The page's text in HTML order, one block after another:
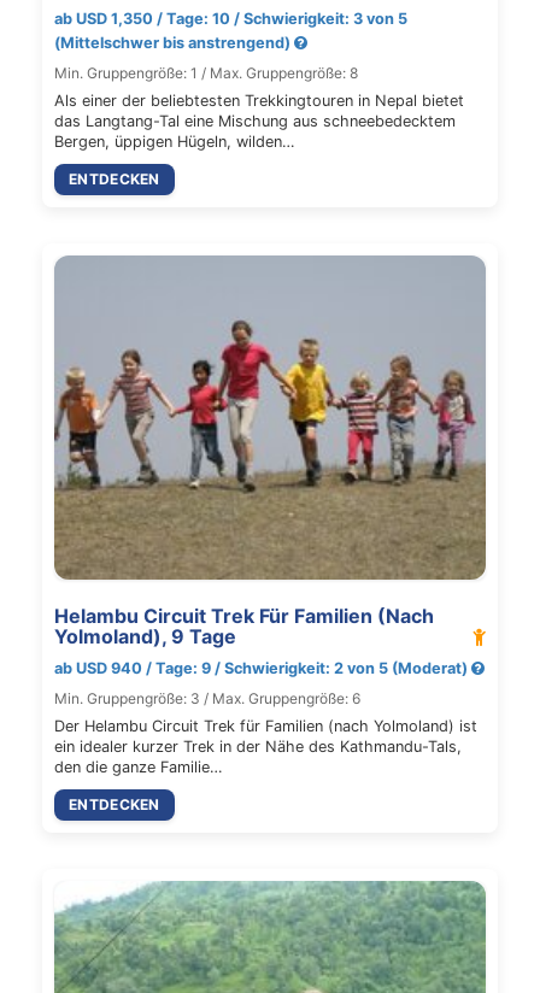
ab USD 1,350 / Tage: 10 / Schwierigkeit: 3 von 5
(Mittelschwer bis anstrengend)
Min. Gruppengröße: 1 / Max. Gruppengröße: 8
Als einer der beliebtesten Trekkingtouren in Nepal bietet
das Langtang-Tal eine Mischung aus schneebedecktem
Bergen, üppigen Hügeln, wilden…
ENTDECKEN
Helambu Circuit Trek Für Familien (Nach
Yolmoland), 9 Tage
ab USD 940 / Tage: 9 / Schwierigkeit: 2 von 5 (Moderat)
Min. Gruppengröße: 3 / Max. Gruppengröße: 6
Der Helambu Circuit Trek für Familien (nach Yolmoland) ist
ein idealer kurzer Trek in der Nähe des Kathmandu-Tals,
den die ganze Familie…
ENTDECKEN